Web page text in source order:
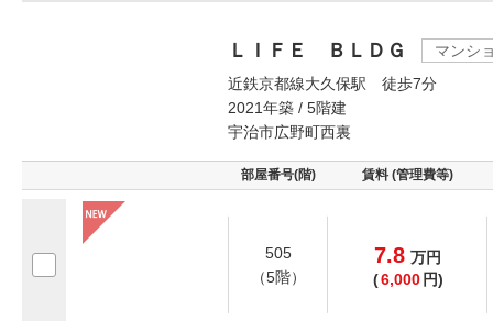
ＬＩＦＥ ＢＬＤＧ
マンシ
近鉄京都線大久保駅 徒歩7分
2021年築 / 5階建
宇治市広野町西裏
部屋番号(階) 賃料 (管理費等)
505
（5階）
7.8 万円
(6,000 円)